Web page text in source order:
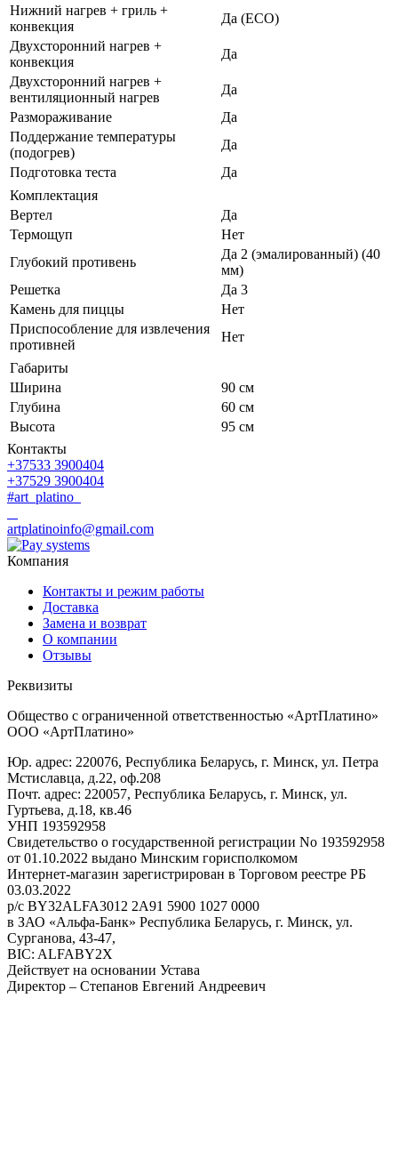
Нижний нагрев + гриль +
конвекция
Да (ECO)
Двухсторонний нагрев +
конвекция
Да
Двухсторонний нагрев +
вентиляционный нагрев
Да
Размораживание
Да
Поддержание температуры
(подогрев)
Да
Подготовка теста
Да
Комплектация
Вертел
Да
Термощуп
Нет
Глубокий противень
Да 2 (эмалированный) (40
мм)
Решетка
Да 3
Камень для пиццы
Нет
Приспособление для извлечения
противней
Нет
Габариты
Ширина
90 см
Глубина
60 см
Высота
95 см
Контакты
+37533 3900404
+37529 3900404
#art_platino
artplatinoinfo@gmail.com
Компания
Контакты и режим работы
Доставка
Замена и возврат
О компании
Отзывы
Реквизиты
Общество с ограниченной ответственностью «АртПлатино»
ООО «АртПлатино»
Юр. адрес: 220076, Республика Беларусь, г. Минск, ул. Петра
Мстиславца, д.22, оф.208
Почт. адрес: 220057, Республика Беларусь, г. Минск, ул.
Гуртьева, д.18, кв.46
УНП 193592958
Свидетельство о государственной регистрации No 193592958
от 01.10.2022 выдано Минским горисполкомом
Интернет-магазин зарегистрирован в Торговом реестре РБ
03.03.2022
р/с BY32ALFA3012 2A91 5900 1027 0000
в ЗАО «Альфа-Банк» Республика Беларусь, г. Минск, ул.
Сурганова, 43-47,
BIC: ALFABY2X
Действует на основании Устава
Директор – Степанов Евгений Андреевич